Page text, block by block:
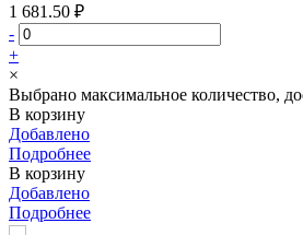
1 681.50 ₽
-
+
×
Выбрано максимальное количество,
В корзину
Добавлено
Подробнее
В корзину
Добавлено
Подробнее